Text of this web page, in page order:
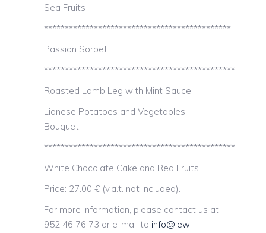
Sea Fruits
*********************************************
Passion Sorbet
**********************************************
Roasted Lamb Leg with Mint Sauce
Lionese Potatoes and Vegetables
Bouquet
**********************************************
White Chocolate Cake and Red Fruits
Price: 27.00 € (v.a.t. not included).
For more information, please contact us at
952 46 76 73 or e-mail to info@lew-